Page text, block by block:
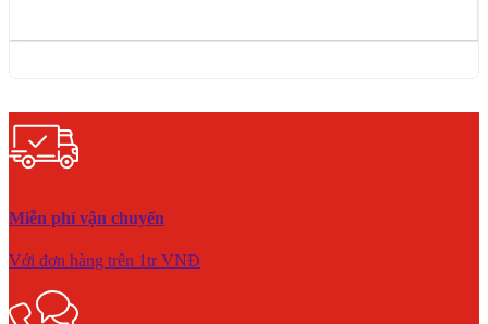
Miễn phí vận chuyển
Với đơn hàng trên 1tr VNĐ